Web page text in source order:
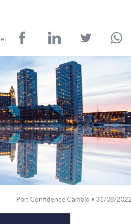
Por: Confidence Câmbio • 31/08/